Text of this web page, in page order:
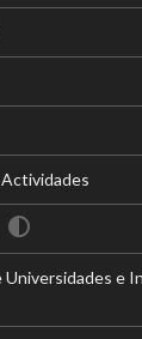
Universidades e